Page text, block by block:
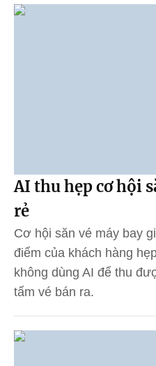
AI thu hẹp cơ hội
rẻ
Cơ hội săn vé máy bay
điểm của khách hàng
không dùng AI để thu
tấm vé bán ra.